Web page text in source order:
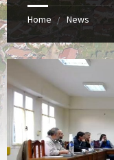
Home News